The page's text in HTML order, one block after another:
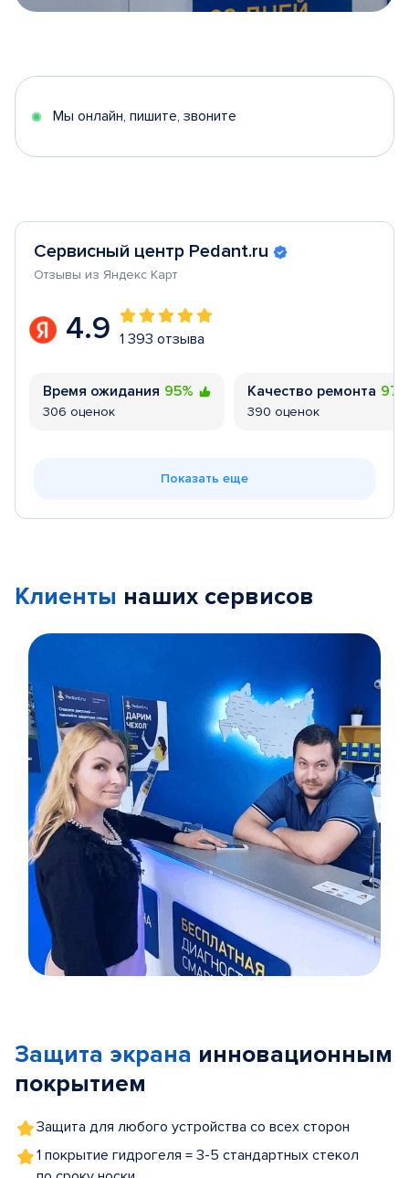
5
Мы онлайн, пишите, звоните
Сервисный центр Pedant.ru
Отзывы из Яндекс Карт
4.9 1 393 отзыва
Время ожидания 95%
306 оценок
Качество ремонта
390 оценок
Показать еще
Клиенты наших сервисов
5
Защита экрана инновационным
покрытием
Защита для любого устройства со всех сторон
1 покрытие гидрогеля = 3-5 стандартных стекол